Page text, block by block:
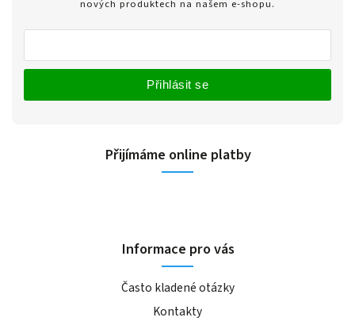
nových produktech na našem e-shopu.
Přihlásit se
Přijímáme online platby
Informace pro vás
Často kladené otázky
Kontakty